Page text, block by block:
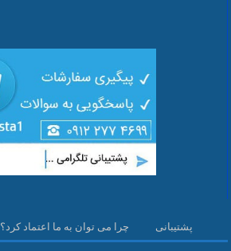
چرا می توان به ما اعتماد کرد؟ پشتیبانی